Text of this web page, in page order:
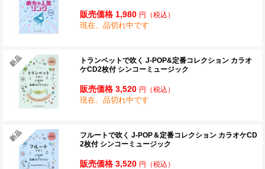
販売価格 1,980 円 （税込）
現在、品切れ中です
トランペットで吹く J-POP&定番コレクション カラオ
ケCD2枚付 シンコーミュージック
販売価格 3,520 円 （税込）
現在、品切れ中です
フルートで吹く J-POP＆定番コレクション カラオケCD
2枚付 シンコーミュージック
販売価格 3,520 円 （税込）